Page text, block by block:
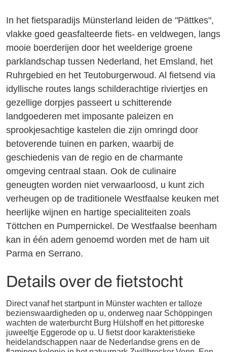
In het fietsparadijs Münsterland leiden de "Pättkes",
vlakke goed geasfalteerde fiets- en veldwegen, langs
mooie boerderijen door het weelderige groene
parklandschap tussen Nederland, het Emsland, het
Ruhrgebied en het Teutoburgerwoud. Al fietsend via
idyllische routes langs schilderachtige riviertjes en
gezellige dorpjes passeert u schitterende
landgoederen met imposante paleizen en
sprookjesachtige kastelen die zijn omringd door
betoverende tuinen en parken, waarbij de
geschiedenis van de regio en de charmante
omgeving centraal staan. Ook de culinaire
geneugten worden niet verwaarloosd, u kunt zich
verheugen op de traditionele Westfaalse keuken met
heerlijke wijnen en hartige specialiteiten zoals
Töttchen en Pumpernickel. De Westfaalse beenham
kan in één adem genoemd worden met de ham uit
Parma en Serrano.
Details over de fietstocht
Direct vanaf het startpunt in Münster wachten er talloze
bezienswaardigheden op u, onderweg naar Schöppingen
wachten de waterburcht Burg Hülshoff en het pittoreske
juweeltje Eggerode op u. U fietst door karakteristieke
heidelandschappen naar de Nederlandse grens en de